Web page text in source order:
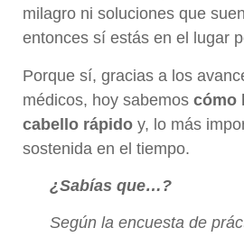
milagro ni soluciones que
entonces sí estás en el lugar
Porque sí, gracias a los
médicos, hoy sabemos cómo
cabello rápido y, lo más
sostenida en el tiempo.
¿Sabías que…?
Según la encuesta de